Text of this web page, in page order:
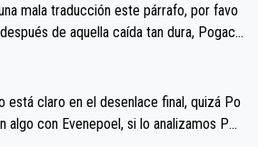
mala traducción este párrafo, por favo
de aquella caída tan dura, Pogaca
su rueda. Parecía increíble la forma en l
el miedo", recordó."
está claro en el desenlace final, quizá Po
algo con Evenepoel, si lo analizamos Poj